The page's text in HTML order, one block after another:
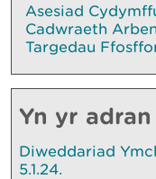
Asesiad
Cadwraeth
Targedau
Yn yr
Diweddariad
5.1.24.